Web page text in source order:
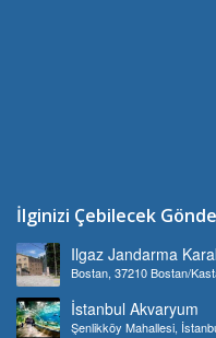
İlginizi Çebilecek
Ilgaz Jandarma
Bostan, 37210 Bostan/
İstanbul Akvaryum
Şenlikköy Mahallesi,